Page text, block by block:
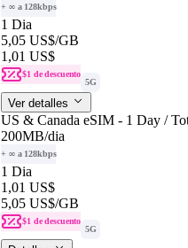
+ ∞ a 128kbps
1 Dia
5,05 US$/GB
1,01 US$
$1 de descuento
5G
Ver detalles
US & Canada eSIM - 1 Day /
200MB/dia
+ ∞ a 128kbps
1 Dia
1,01 US$
5,05 US$/GB
$1 de descuento
5G